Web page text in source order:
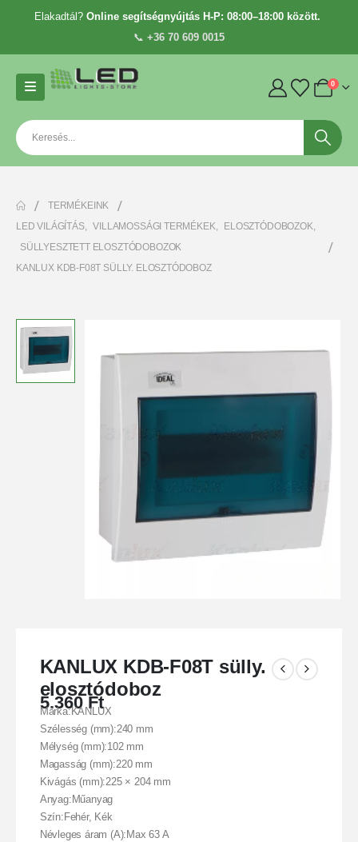
Elakadtál? Online segítségnyújtás H-P: 08:00–18:00 között.
📞 +36 70 609 0015
0
TERMÉKEINK
LED VILÁGÍTÁS, VILLAMOSSÁGI TERMÉKEK, ELOSZTÓDOBOZOK,
SÜLLYESZTETT ELOSZTÓDOBOZOK
KANLUX KDB-F08T SÜLLY. ELOSZTÓDOBOZ
KANLUX KDB-F08T sülly.
elosztódoboz
5.360Ft
Márka:KANLUX
Szélesség (mm):240 mm
Mélység (mm):102 mm
Magasság (mm):220 mm
Kivágás (mm):225 × 204 mm
Anyag:Műanyag
Szín:Fehér, Kék
Névleges áram (A):Max 63 A